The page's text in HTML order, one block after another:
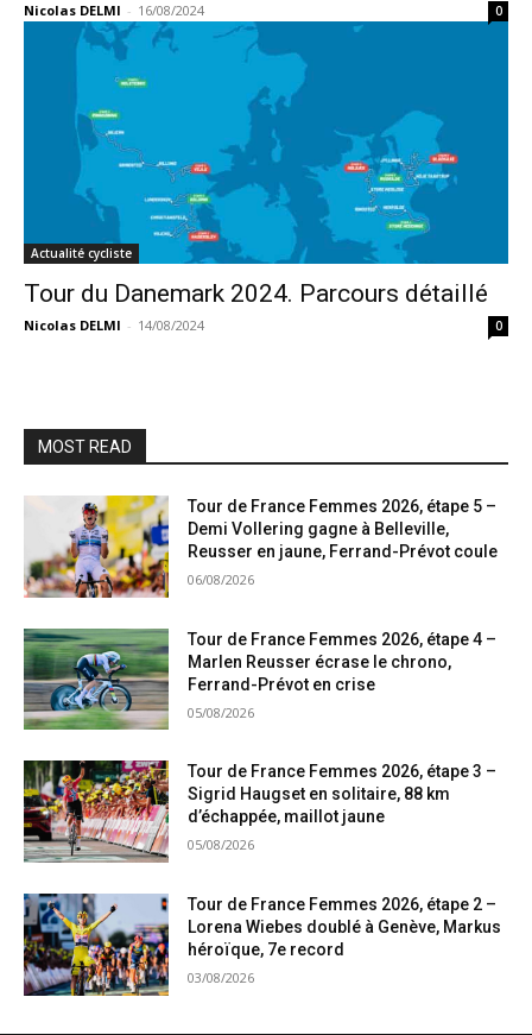
Nicolas DELMI - 16/08/2024 0
Actualité cycliste
Tour du Danemark 2024. Parcours détaillé
Nicolas DELMI - 14/08/2024 0
MOST READ
Tour de France Femmes 2026, étape 5 –
Demi Vollering gagne à Belleville,
Reusser en jaune, Ferrand-Prévot coule
06/08/2026
Tour de France Femmes 2026, étape 4 –
Marlen Reusser écrase le chrono,
Ferrand-Prévot en crise
05/08/2026
Tour de France Femmes 2026, étape 3 –
Sigrid Haugset en solitaire, 88 km
d’échappée, maillot jaune
05/08/2026
Tour de France Femmes 2026, étape 2 –
Lorena Wiebes doublé à Genève, Markus
héroïque, 7e record
03/08/2026